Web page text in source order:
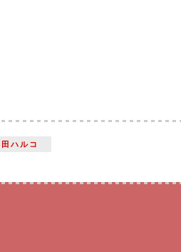
ハルコ